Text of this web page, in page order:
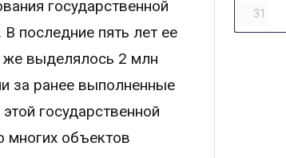
государственной
последние пять лет ее
же выделялось 2 млн
за ранее выполненные
государственной
многих объектов
31